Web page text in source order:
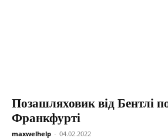
Позашляховик від Бентлі
Франкфурті
maxwelhelp - 04.02.2022